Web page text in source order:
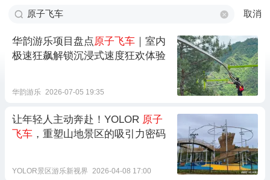
取消
华韵游乐项目盘点原子飞车 ｜室内
极速狂飙解锁沉浸式速度狂欢体验
华韵游乐 2026-07-05 19:35
让年轻人主动奔赴！YOLOR 原子
飞车 ，重塑山地景区的吸引力密码
YOLOR景区游乐新视界 2026-04-08 17:00